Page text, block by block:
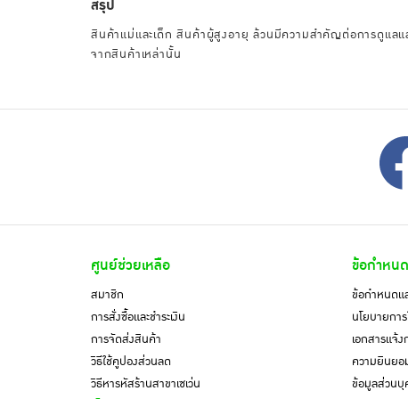
สรุป
สินค้าแม่และเด็ก สินค้าผู้สูงอายุ ล้วนมีความสำคัญต่อการดูแล
จากสินค้าเหล่านั้น
ศูนย์ช่วยเหลือ
สมาชิก
การสั่งซื้อและชำระเงิน
การจัดส่งสินค้า
วิธีใช้คูปองส่วนลด
วิธีหารหัสร้านสาขาเซเว่น
ข้อกำหนด
ข้อกำหนดแ
นโยบายกา
เอกสารแจ้
ความยินยอ
ข้อมูลส่วนบุ